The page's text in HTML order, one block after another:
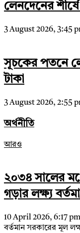
লেনদেনের শীর্ষে
3 August 2026, 3:45
সূচকের পতনে
টাকা
3 August 2026, 2:55
অর্থনীতি
আরও
২০৩৪ সালের
গড়ার লক্ষ্য
10 April 2026, 6:17 pm
বর্তমান সরকারের মূল